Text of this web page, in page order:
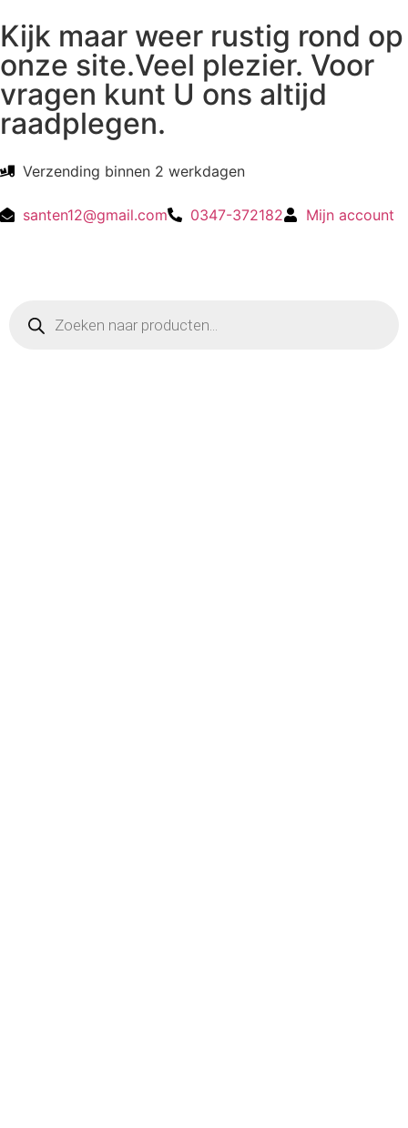
Kijk maar weer rustig rond op
onze site.Veel plezier. Voor
vragen kunt U ons altijd
raadplegen.
Verzending binnen 2 werkdagen
santen12@gmail.com 0347-372182 Mijn account